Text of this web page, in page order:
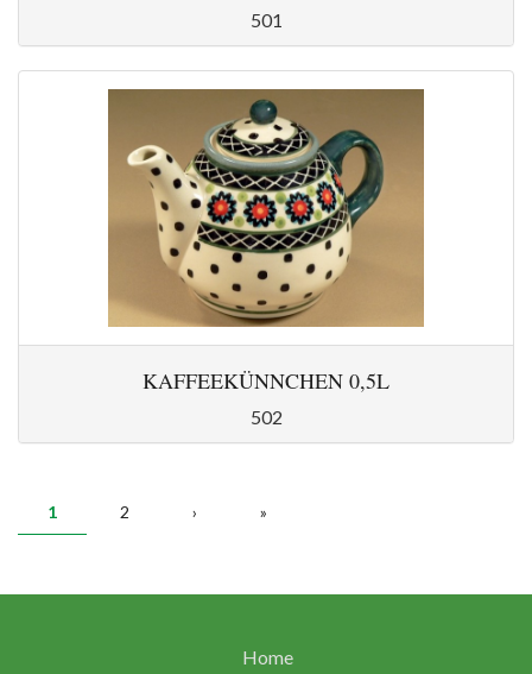
501
KAFFEEKÜNNCHEN 0,5L
502
SEITEN
1 2 › »
Home